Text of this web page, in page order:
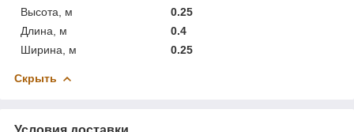
Высота, м
0.25
Длина, м
0.4
Ширина, м
0.25
Скрыть